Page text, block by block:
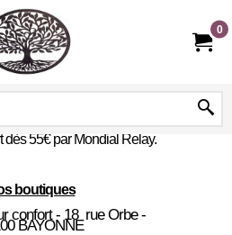
0
dès 55€ par Mondial Relay.
boutiques
confort - 18 rue Orbe -
BAYONNE